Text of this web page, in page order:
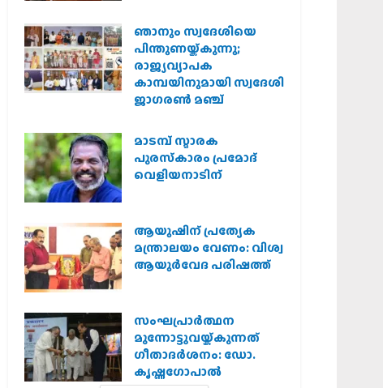
ഞാനും സ്വദേശിയെ
പിന്തുണയ്ക്കുന്നു;
രാജ്യവ്യാപക
കാമ്പയിനുമായി സ്വദേശി
ജാഗരണ്‍ മഞ്ച്
മാടമ്പ് സ്മാരക
പുരസ്‌കാരം പ്രമോദ്
വെളിയനാടിന്
ആയുഷിന് പ്രത്യേക
മന്ത്രാലയം വേണം: വിശ്വ
ആയുര്‍വേദ പരിഷത്ത്
സംഘപ്രാര്‍ത്ഥന
മുന്നോട്ടുവയ്ക്കുന്നത്
ഗീതാദര്‍ശനം: ഡോ.
കൃഷ്ണഗോപാല്‍